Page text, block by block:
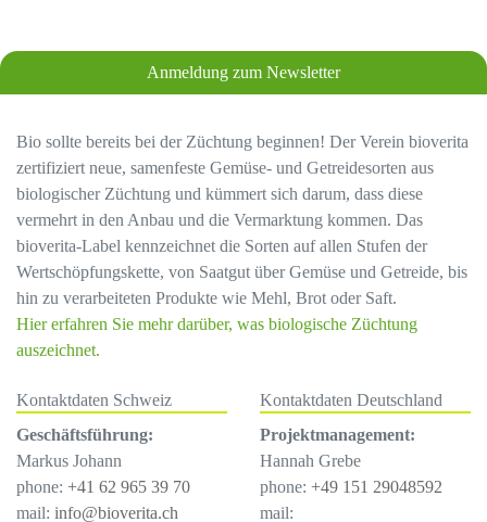
Anmeldung zum Newsletter
Bio sollte bereits bei der Züchtung beginnen! Der Verein bioverita
zertifiziert neue, samenfeste Gemüse- und Getreidesorten aus
biologischer Züchtung und kümmert sich darum, dass diese
vermehrt in den Anbau und die Vermarktung kommen. Das
bioverita-Label kennzeichnet die Sorten auf allen Stufen der
Wertschöpfungskette, von Saatgut über Gemüse und Getreide, bis
hin zu verarbeiteten Produkte wie Mehl, Brot oder Saft.
Hier erfahren Sie mehr darüber, was biologische Züchtung
auszeichnet.
Kontaktdaten Schweiz
Geschäftsführung:
Markus Johann
phone: +41 62 965 39 70
mail: info@bioverita.ch
Kontaktdaten Deutschland
Projektmanagement:
Hannah Grebe
phone: +49 151 29048592
mail: